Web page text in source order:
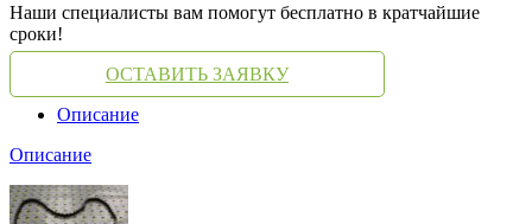
Наши специалисты вам помогут бесплатно в кратчайшие
сроки!
ОСТАВИТЬ ЗАЯВКУ
Описание
Описание